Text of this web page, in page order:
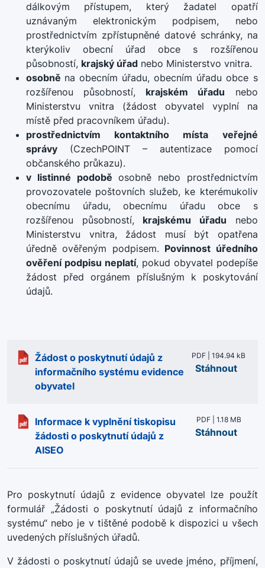
dálkovým přístupem, který žadatel opatří
uznávaným elektronickým podpisem, nebo
prostřednictvím zpřístupněné datové schránky, na
kterýkoliv obecní úřad obce s rozšířenou
působností, krajský úřad nebo Ministerstvo vnitra.
osobně na obecním úřadu, obecním úřadu obce s
rozšířenou působností, krajském úřadu nebo
Ministerstvu vnitra (žádost obyvatel vyplní na
místě před pracovníkem úřadu).
prostřednictvím kontaktního místa veřejné
správy (CzechPOINT – autentizace pomocí
občanského průkazu).
v listinné podobě osobně nebo prostřednictvím
provozovatele poštovních služeb, ke kterémukoliv
obecnímu úřadu, obecnímu úřadu obce s
rozšířenou působností, krajskému úřadu nebo
Ministerstvu vnitra, žádost musí být opatřena
úředně ověřeným podpisem. Povinnost úředního
ověření podpisu neplatí, pokud obyvatel podepíše
žádost před orgánem příslušným k poskytování
údajů.
Žádost o poskytnutí údajů z
informačního systému evidence
obyvatel
PDF | 194.94 kB
Stáhnout
Informace k vyplnění tiskopisu
žádosti o poskytnutí údajů z
AISEO
PDF | 1.18 MB
Stáhnout
Pro poskytnutí údajů z evidence obyvatel lze použít
formulář „Žádosti o poskytnutí údajů z informačního
systému“ nebo je v tištěné podobě k dispozici u všech
uvedených příslušných úřadů.
V žádosti o poskytnutí údajů se uvede jméno, příjmení,